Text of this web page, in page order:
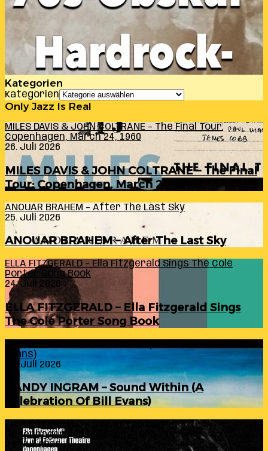
Kategorien
Kategorien
Only Jazz Is Real
MILES DAVIS & JOHN COLTRANE – The Final Tour:
Copenhagen, March 24, 1960
26. Juli 2026
MILES DAVIS & JOHN COLTRANE – The Final
Tour: Copenhagen, March 24, 1960
ANOUAR BRAHEM – After The Last Sky
25. Juli 2026
ANOUAR BRAHEM – After The Last Sky
ELLA FITZGERALD – Ella Fitzgerald Sings The Cole
Porter Song Book
24. Juli 2026
ELLA FITZGERALD – Ella Fitzgerald Sings
The Cole Porter Song Book
Evans)
24. Juli 2026
RANDY INGRAM – Sound Within (A
Celebration Of Bill Evans)
ELLA FITZGERALD – Live At Falkoner Centre
Copenhagen 6th February 1966
23. Juli 2026